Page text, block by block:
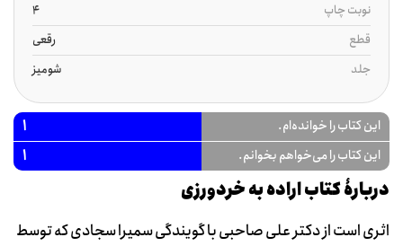
نوبت چاپ
4
قطع
رقعی
جلد
شومیز
این کتاب را خوانده‌ام. 1
این کتاب را می‌خواهم بخوانم. 1
دربارۀ کتاب اراده به خردورزی
اثری است از دکتر علی صاحبی با گویندگی سمیرا سجادی که توسط